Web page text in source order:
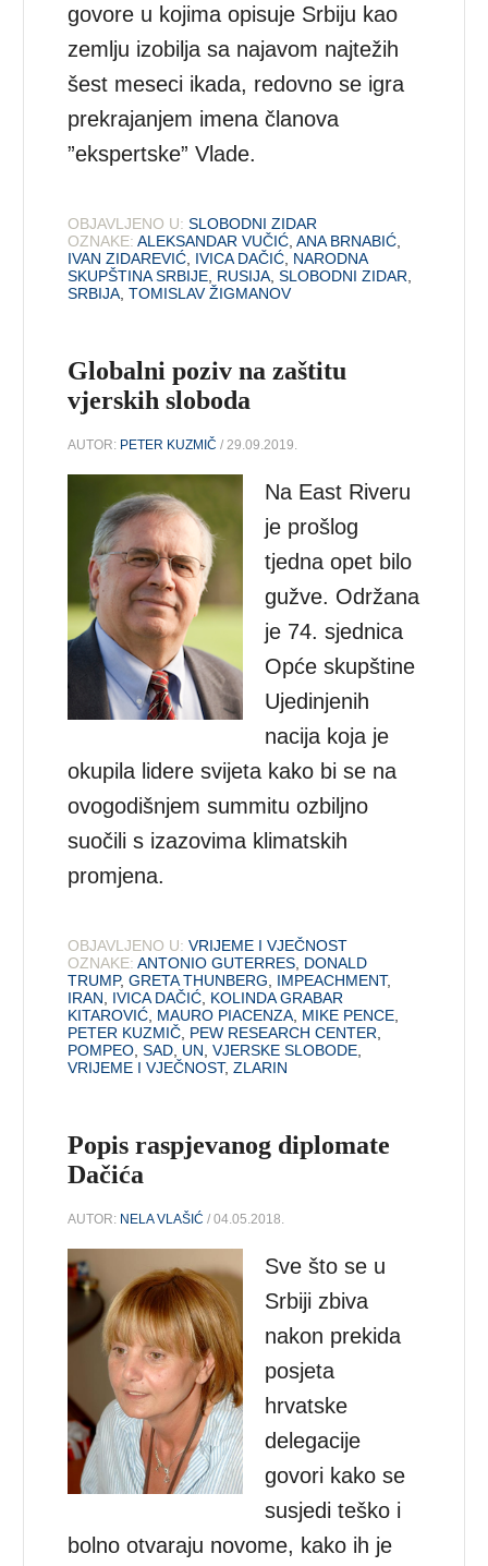
govore u kojima opisuje Srbiju kao
zemlju izobilja sa najavom najtežih
šest meseci ikada, redovno se igra
prekrajanjem imena članova
”ekspertske” Vlade.
OBJAVLJENO U: SLOBODNI ZIDAR
OZNAKE: ALEKSANDAR VUČIĆ ,ANA BRNABIĆ
IVAN ZIDAREVIĆ IVICA DAČIĆ NARODNA
SKUPŠTINA SRBIJE RUSIJA ,SLOBODNI ZIDAR
SRBIJA ,TOMISLAV ŽIGMANOV
Globalni poziv na zaštitu
vjerskih sloboda
AUTOR: PETER KUZMIČ / 29.09.2019.
Na East Riveru
je prošlog
tjedna opet bilo
gužve. Održana
je 74. sjednica
Opće skupštine
Ujedinjenih
nacija koja je
okupila lidere svijeta kako bi se na
ovogodišnjem summitu ozbiljno
suočili s izazovima klimatskih
promjena.
OBJAVLJENO U: VRIJEME I VJEČNOST
OZNAKE: ANTONIO GUTERRES DONALD
TRUMP,GRETA THUNBERG IMPEACHMENT,
IRAN
IVICA DAČIĆ KOLINDA GRABAR
KITAROVIĆ MAURO PIACENZA MIKE PENCE
PETER KUZMIČ PEW RESEARCH CENTER
POMPEO ,SAD UN ,VJERSKE SLOBODE
VRIJEME I VJEČNOST,ZLARIN
Popis raspjevanog diplomate
Dačića
AUTOR: NELA VLAŠIĆ / 04.05.2018.
Sve što se u
Srbiji zbiva
nakon prekida
posjeta
hrvatske
delegacije
govori kako se
susjedi teško i
bolno otvaraju novome, kako ih je